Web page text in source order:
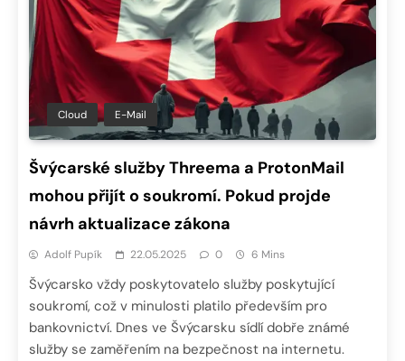
Cloud E-Mail
Švýcarské služby Threema a ProtonMail
mohou přijít o soukromí. Pokud projde
návrh aktualizace zákona
Adolf Pupík 22.05.2025 0 6 Mins
Švýcarsko vždy poskytovatelo služby poskytující
soukromí, což v minulosti platilo především pro
bankovnictví. Dnes ve Švýcarsku sídlí dobře známé
služby se zaměřením na bezpečnost na internetu.